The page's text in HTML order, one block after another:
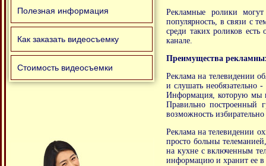
Рекламные ролики
популярность, в связи с
среди таких роликов
канале.
Преимущества
Реклама на телевидении
и слушать необязательно
Информация, которую мы
Правильно построенный
возможность
Реклама на телевидении
просто больны
на кухне с включенным
информацию и хранит ее
Полезная информация
Как заказать видеосъемку
Стоимость видеосъемки